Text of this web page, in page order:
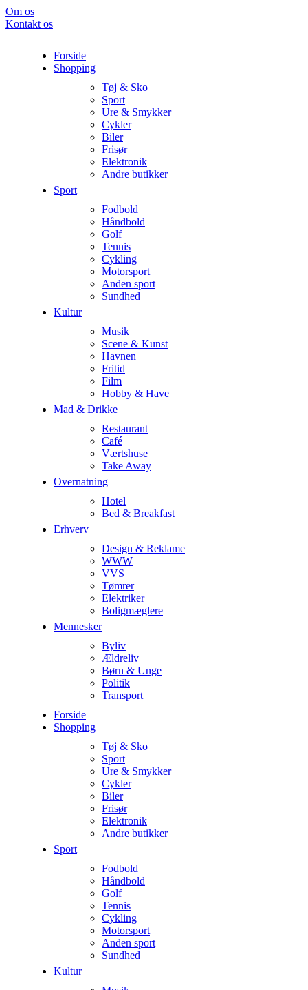
Om os
Kontakt os
Forside
Shopping
Tøj & Sko
Sport
Ure & Smykker
Cykler
Biler
Frisør
Elektronik
Andre butikker
Sport
Fodbold
Håndbold
Golf
Tennis
Cykling
Motorsport
Anden sport
Sundhed
Kultur
Musik
Scene & Kunst
Havnen
Fritid
Film
Hobby & Have
Mad & Drikke
Restaurant
Café
Værtshuse
Take Away
Overnatning
Hotel
Bed & Breakfast
Erhverv
Design & Reklame
WWW
VVS
Tømrer
Elektriker
Boligmæglere
Mennesker
Byliv
Ældreliv
Børn & Unge
Politik
Transport
Forside
Shopping
Tøj & Sko
Sport
Ure & Smykker
Cykler
Biler
Frisør
Elektronik
Andre butikker
Sport
Fodbold
Håndbold
Golf
Tennis
Cykling
Motorsport
Anden sport
Sundhed
Kultur